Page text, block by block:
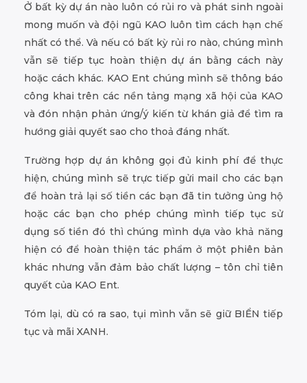
Ở bất kỳ dự án nào luôn có rủi ro và phát sinh ngoài
mong muốn và đội ngũ KAO luôn tìm cách hạn chế
nhất có thể. Và nếu có bất kỳ rủi ro nào, chúng mình
vẫn sẽ tiếp tục hoàn thiện dự án bằng cách này
hoặc cách khác. KAO Ent chúng mình sẽ thông báo
công khai trên các nền tảng mạng xã hội của KAO
và đón nhận phản ứng/ý kiến từ khán giả để tìm ra
hướng giải quyết sao cho thoả đáng nhất.
Trường hợp dự án không gọi đủ kinh phí để thực
hiện, chúng mình sẽ trực tiếp gửi mail cho các bạn
để hoàn trả lại số tiền các bạn đã tin tưởng ủng hộ
hoặc các bạn cho phép chúng mình tiếp tục sử
dụng số tiền đó thì chúng mình dựa vào khả năng
hiện có để hoàn thiện tác phẩm ở một phiên bản
khác nhưng vẫn đảm bảo chất lượng – tôn chỉ tiên
quyết của KAO Ent.
Tóm lại, dù có ra sao, tụi mình vẫn sẽ giữ BIỂN tiếp
tục và mãi XANH.